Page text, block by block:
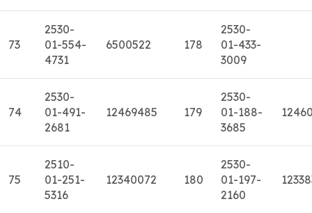
73
2530-
01-554-
4731
6500522 178
2530-
01-433-
3009
74
2530-
01-491-
2681
12469485 179
2530-
01-188-
3685
75
2510-
01-251-
5316
12340072 180
2530-
01-197-
2160